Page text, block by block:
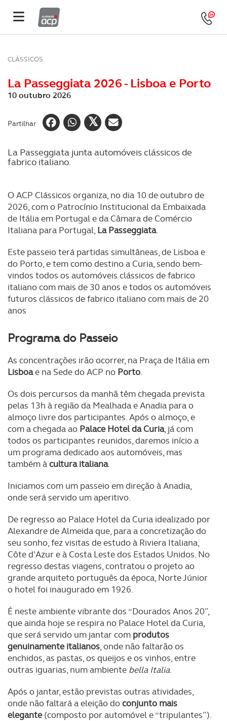
CLÁSSICOS
La Passeggiata 2026 - Lisboa e Porto
10 outubro 2026
Partilhar
La Passeggiata junta automóveis clássicos de
fabrico italiano.
O ACP Clássicos organiza, no dia 10 de outubro de
2026, com o Patrocínio Institucional da Embaixada
de Itália em Portugal e da Câmara de Comércio
Italiana para Portugal, La Passeggiata.
Este passeio terá partidas simultâneas, de Lisboa e
do Porto, e tem como destino a Curia, sendo bem-
vindos todos os automóveis clássicos de fabrico
italiano com mais de 30 anos e todos os automóveis
futuros clássicos de fabrico italiano com mais de 20
anos
Programa do Passeio
As concentrações irão ocorrer, na Praça de Itália em
Lisboae na Sede do ACP no Porto.
Os dois percursos da manhã têm chegada prevista
pelas 13h à região da Mealhada e Anadia para o
almoço livre dos participantes. Após o almoço, e
com a chegada ao Palace Hotel da Curia, já com
todos os participantes reunidos, daremos início a
um programa dedicado aos automóveis, mas
também àcultura italiana.
Iniciamos com um passeio em direção à Anadia,
onde será servido um aperitivo.
De regresso ao Palace Hotel da Curia idealizado por
Alexandre de Almeida que, para a concretização do
seu sonho, fez visitas de estudo à Riviera Italiana,
Côte d'Azur e à Costa Leste dos Estados Unidos. No
regresso destas viagens, contratou o projeto ao
grande arquiteto português da época, Norte Júnior
o hotel foi inaugurado em 1926.
É neste ambiente vibrante dos “Dourados Anos 20”,
que ainda hoje se respira no Palace Hotel da Curia,
que será servido um jantar com produtos
genuinamente italianos, onde não faltarão os
enchidos, as pastas, os queijos e os vinhos, entre
outras iguarias, num ambiente bella Italia.
Após o jantar, estão previstas outras atividades,
onde não faltará a eleição doconjunto mais
elegante(composto por automóvel e “tripulantes”).